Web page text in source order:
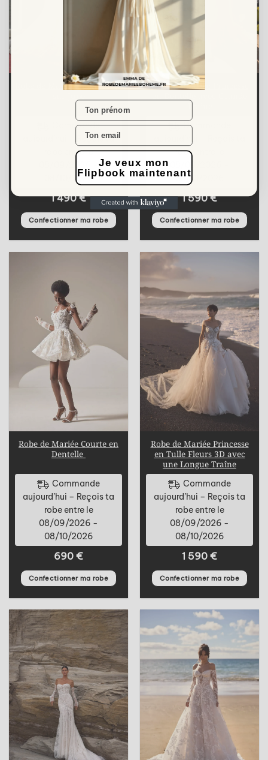
Robe de Mariée Sirène Avec
Commande
aujourd’hui – Reçois ta
robe entre le
08/10/2026
1 490€
Confectionner ma robe
Robe de Mariée Princesse
Traine
Commande
robe entre le
08/10/2026
1 590€
Confectionner ma robe
Robe de Mariée Courte en
Dentelle
Commande
aujourd’hui – Reçois ta
robe entre le
08/09/2026 -
08/10/2026
690 €
Confectionner ma robe
Robe de Mariée Princesse
en Tulle Fleurs 3D avec
une Longue Traîne
Commande
aujourd’hui – Reçois ta
robe entre le
08/09/2026 -
08/10/2026
1 590 €
Confectionner ma robe
Name
Je veux mon
Flipbook maintenant